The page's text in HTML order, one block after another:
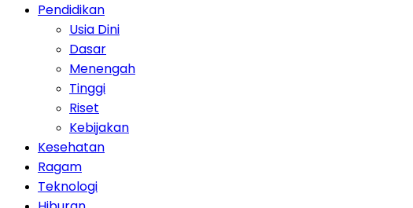
Pendidikan
Usia Dini
Dasar
Menengah
Tinggi
Riset
Kebijakan
Kesehatan
Ragam
Teknologi